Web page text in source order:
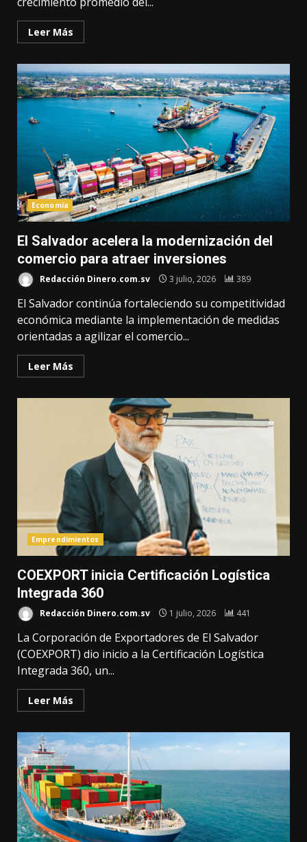
Leer Más
Economía
El Salvador acelera la modernización del
comercio para atraer inversiones
Redacción Dinero.com.sv 3 julio, 2026 389
El Salvador continúa fortaleciendo su competitividad
económica mediante la implementación de medidas
orientadas a agilizar el comercio...
Leer Más
Emprendimientos
COEXPORT inicia Certificación Logística
Integrada 360
Redacción Dinero.com.sv 1 julio, 2026 441
La Corporación de Exportadores de El Salvador
(COEXPORT) dio inicio a la Certificación Logística
Integrada 360, un...
Leer Más